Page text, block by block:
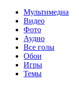
Мультимедиа
Видео
Фото
Аудио
Все голы
Обои
Игры
Темы